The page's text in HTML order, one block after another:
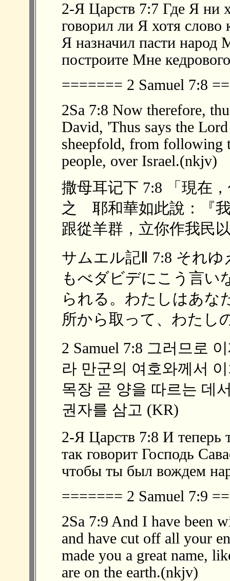
2-Я Царств 7:7 Где Я ни
говорил ли Я хотя слово
Я назначил пасти народ
построите Мне
======= 2 Samuel 7:8
2Sa 7:8 Now therefore,
David, 'Thus says the
sheepfold, from following
people, over Israel.(nkjv)
撒母耳记下 7:8 「現在
之 耶和華如此說：『
跟從羊群，立你作我民
サムエル記Ⅱ 7:8 それ
もべダビデにこう言い
られる。わたしはあな
所から取って、わたし
2 Samuel 7:8 그러므로
라 만군의 여호와께서
목장 곧 양을 따르는 데
권자를 삼고 (KR)
2-Я Царств 7:8 И теперь
так говорит Господь
чтобы ты был вождем
======= 2 Samuel 7:9
2Sa 7:9 And I have been
and have cut off all your
made you a great name,
are on the earth.(nkjv)